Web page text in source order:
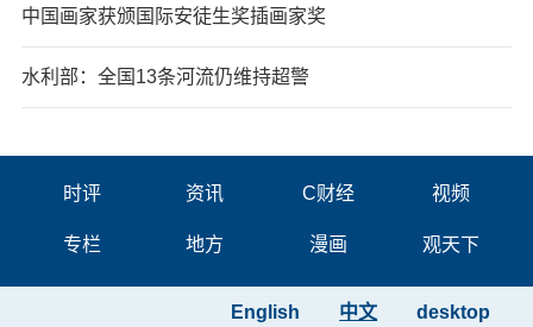
中国画家获颁国际安徒生奖插画家奖
水利部：全国13条河流仍维持超警
时评 资讯 C财经 视频
专栏 地方 漫画 观天下
desktop
中文
English